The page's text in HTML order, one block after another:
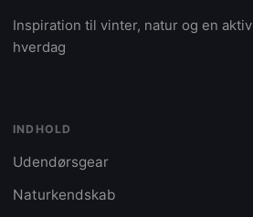
Inspiration til vinter, natur og en aktiv
hverdag
INDHOLD
Udendørsgear
Naturkendskab